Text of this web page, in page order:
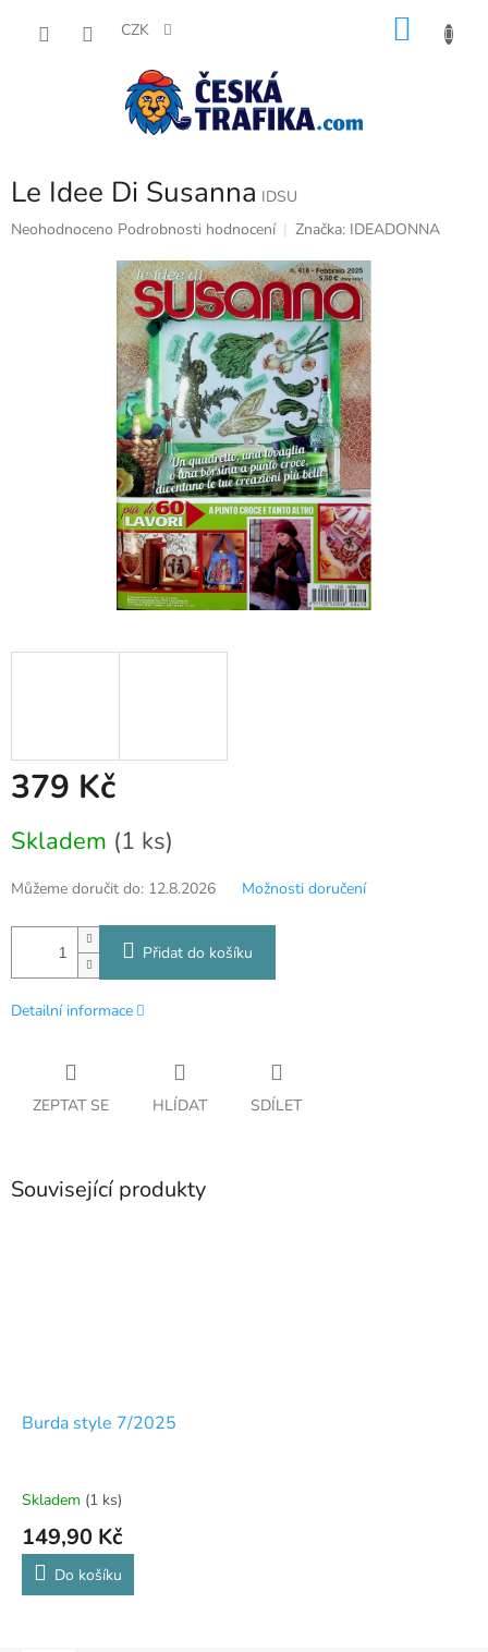
CZK
Le Idee Di Susanna IDSU
Průměrné
Neohodnoceno Podrobnosti hodnocení Značka: IDEADONNA
379 Kč
cena:
Skladem (1 ks)
Můžeme doručit do: 12.8.2026 Možnosti doručení
Přidat do košíku
Detailní informace
ZEPTAT SE HLÍDAT SDÍLET
Související produkty
Burda style 7/2025
Skladem (1 ks)
149,90 Kč
Do košíku